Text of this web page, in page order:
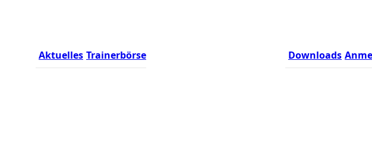
Aktuelles Trainerbörse Downloads